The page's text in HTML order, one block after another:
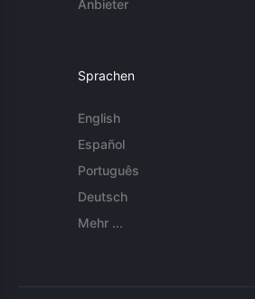
Anbieter
Sprachen
English
Español
Português
Deutsch
Mehr ...